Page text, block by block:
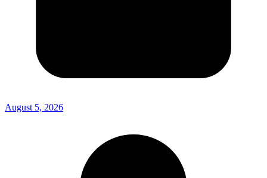
August 5, 2026